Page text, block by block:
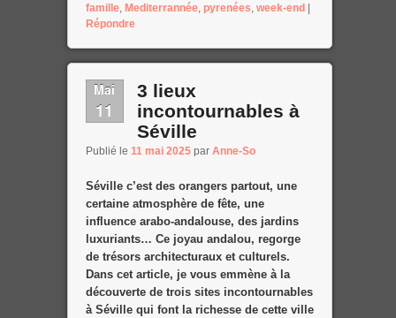
famille, Mediterrannée, pyrenées, week-end
Répondre
Mai
11
3 lieux
incontournables à
Séville
Publié le 11 mai 2025 par Anne-So
Séville c’est des orangers partout, une
certaine atmosphère de fête, une
influence arabo-andalouse, des jardins
luxuriants… Ce joyau andalou, regorge
de trésors architecturaux et culturels.
Dans cet article, je vous emmène à la
découverte de trois sites incontournables
à Séville qui font la richesse de cette ville